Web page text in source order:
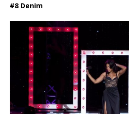
#8 Denim